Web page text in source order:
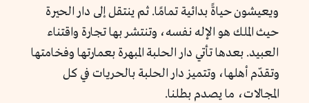
ويعيشون حياةً بدائية تمامًا. ثم ينتقل إلى دار الحيرة
حيث الملك هو الإله نفسه، وتنتشر بها تجارة واقتناء
العبيد. بعدها تأتي دار الحلبة المبهرة بعمارتها وفخامتها
وتقدّم أهلها، وتتميز دار الحلبة بالحريات في كل
المجالات، ما يصدم بطلنا.